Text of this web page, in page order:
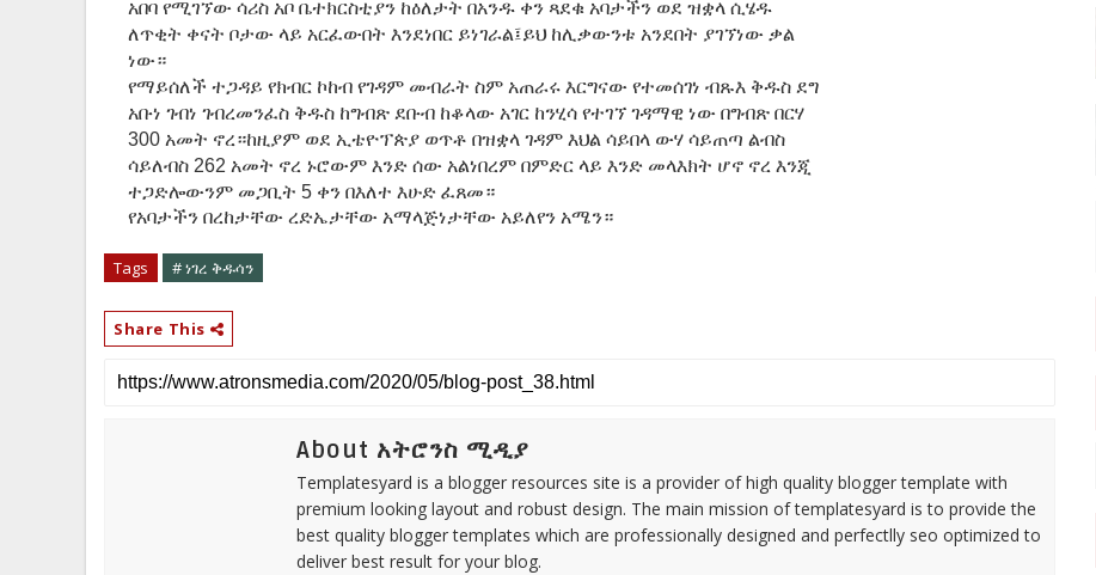
አበባ የሚገኘው ሳሪስ አቦ ቤተክርስቲያን ከዕለታት በአንዱ ቀን ጻደቁ አባታችን ወደ ዝቋላ ሲሄዱ
ለጥቂት ቀናት ቦታው ላይ አርፈውበት እንደነበር ይነገራል፤ይህ ከሊቃውንቱ አንደበት ያገኘነው ቃል
ነው።
የማይሰለች ተጋዳይ የክብር ኮከብ የገዳም መብራት ስም አጠራሩ እርግናው የተመሰገነ ብጹእ ቅዱስ ደግ
አቡነ ገብነ ገብረመንፈስ ቅዱስ ከግብጽ ደቡብ ከቆላው አገር ከንሂሳ የተገኘ ገዳማዊ ነው በግብጽ በርሃ
300 አመት ኖረ።ከዚያም ወደ ኢቴዮፕጵያ ወጥቶ በዝቋላ ገዳም እህል ሳይበላ ውሃ ሳይጠጣ ልብስ
ሳይለብስ 262 አመት ኖረ ኑሮውም እንድ ሰው አልነበረም በምድር ላይ እንድ መላእክት ሆኖ ኖረ እንጂ
ተጋድሎውንም መጋቢት 5 ቀን በእለተ እሁድ ፈጸመ።
የአባታችን በረከታቸው ረድኤታቸው አማላጅነታቸው አይለየን አሜን።
Tags # ነገረ ቅዱሳን
Share This
About አትሮንስ ሚዲያ
Templatesyard is a blogger resources site is a provider of high quality blogger template with
premium looking layout and robust design. The main mission of templatesyard is to provide the
best quality blogger templates which are professionally designed and perfectlly seo optimized to
deliver best result for your blog.